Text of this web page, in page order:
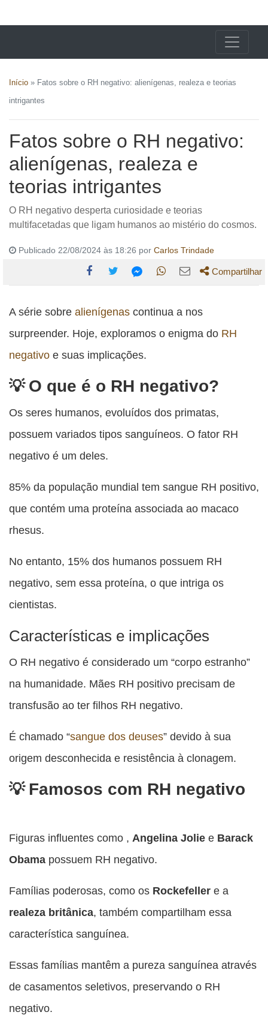
Início » Fatos sobre o RH negativo: alienígenas, realeza e teorias
intrigantes
Fatos sobre o RH negativo:
alienígenas, realeza e
teorias intrigantes
O RH negativo desperta curiosidade e teorias
multifacetadas que ligam humanos ao mistério do cosmos.
Publicado 22/08/2024 às 18:26 por Carlos Trindade
esta
publicação
Facebook
esta
publicação
Twitter
esta
publicação
esta
publicação
esta
publicação
Compartilhar
A série sobre alienígenas continua a nos
surpreender. Hoje, exploramos o enigma do RH
negativo e suas implicações.
O que é o RH negativo?
Os seres humanos, evoluídos dos primatas,
possuem variados tipos sanguíneos. O fator RH
negativo é um deles.
85% da população mundial tem sangue RH positivo,
que contém uma proteína associada ao macaco
rhesus.
No entanto, 15% dos humanos possuem RH
negativo, sem essa proteína, o que intriga os
cientistas.
Características e implicações
O RH negativo é considerado um “corpo estranho”
na humanidade. Mães RH positivo precisam de
transfusão ao ter filhos RH negativo.
É chamado “sangue dos deuses” devido à sua
origem desconhecida e resistência à clonagem.
Famosos com RH negativo
Figuras influentes como , Angelina Jolie e Barack
Obama possuem RH negativo.
Famílias poderosas, como os Rockefeller e a
realeza britânica, também compartilham essa
característica sanguínea.
Essas famílias mantêm a pureza sanguínea através
de casamentos seletivos, preservando o RH
negativo.